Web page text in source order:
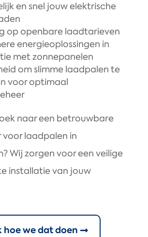
en snel jouw elektrische
op openbare laadtarieven
energieoplossingen in
met zonnepanelen
om slimme laadpalen te
voor optimaal
naar een betrouwbare
laadpalen in
Wij zorgen voor een veilige
installatie van jouw
hoe we dat doen